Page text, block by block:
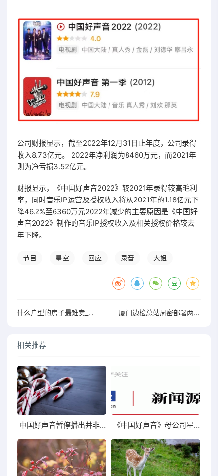
公司财报显示，截至2022年12月31日止年度，公司录得
收入8.73亿元。 2022年净利润为8460万元，而2021年
则为净亏损3.52亿元。
财报显示，《中国好声音2022》较2021年录得较高毛利
率，同时音乐IP运营及授权收入将从2021年的1.18亿元下
降46.2%至6360万元2022年减少的主要原因是《中国好
声音2022》制作的音乐IP授权收入及相关授权价格较去
年下降。
节目 星空 回应 录音 大姐
什么户型的房子最难卖_什么是h户型的房子 厦门边检总站周密部署两岸“小三通”客运码头口岸恢复启用快捷通关
相关推荐
中国好声音暂停播出并非无缘无故的用事 《中国好声音》母公司星空华文股价重挫